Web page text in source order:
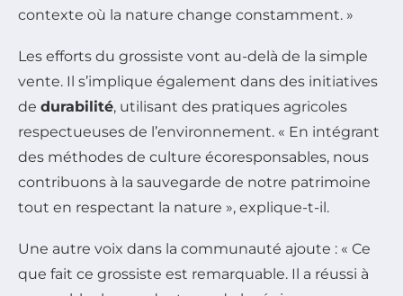
contexte où la nature change constamment. »
Les efforts du grossiste vont au-delà de la simple
vente. Il s’implique également dans des initiatives
de durabilité, utilisant des pratiques agricoles
respectueuses de l’environnement. « En intégrant
des méthodes de culture écoresponsables, nous
contribuons à la sauvegarde de notre patrimoine
tout en respectant la nature », explique-t-il.
Une autre voix dans la communauté ajoute : « Ce
que fait ce grossiste est remarquable. Il a réussi à